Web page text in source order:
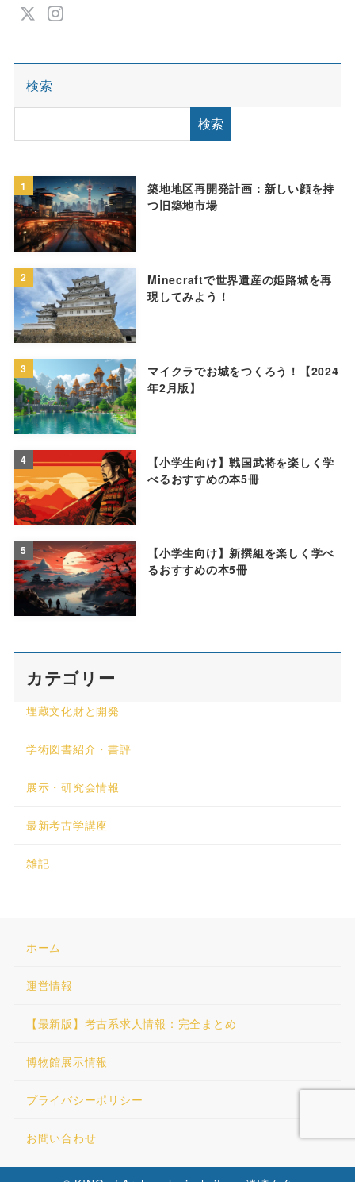
検索
検索
1
築地地区再開発計画：新しい顔を持
つ旧築地市場
2
Minecraftで世界遺産の姫路城を再
現してみよう！
3
マイクラでお城をつくろう！【2024
年2月版】
4
【小学生向け】戦国武将を楽しく学
べるおすすめの本5冊
5
【小学生向け】新撰組を楽しく学べ
るおすすめの本5冊
カテゴリー
埋蔵文化財と開発
学術図書紹介・書評
展示・研究会情報
最新考古学講座
雑記
ホーム
運営情報
【最新版】考古系求人情報：完全まとめ
博物館展示情報
プライバシーポリシー
お問い合わせ